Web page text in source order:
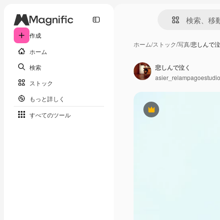
作成
ホーム
検索
ストック
もっと詳しく
すべてのツール
ホーム/ストック/写真/悲しんで
Premium
悲しんで泣く
asier_relampagoestudio